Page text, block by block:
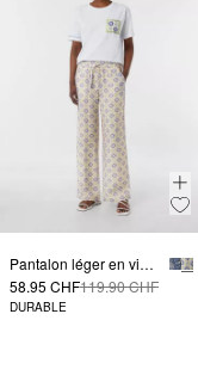
Pantalon léger en viscose mélangée, à imprimé all-over et taille élastique
58.95 CHF119.90 CHF
DURABLE